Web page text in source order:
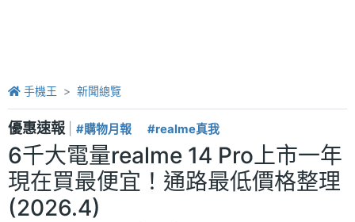
手機王 新聞總覽
優惠速報 #購物月報 #realme真我
6千大電量realme 14 Pro上市一年
現在買最便宜！通路最低價格整理
(2026.4)